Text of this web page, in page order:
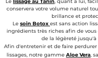
Le lissage au Tanin, quant à lui,
conservera votre volume naturel
brillance et
Le soin Botox est sans action
ingrédients très riches afin de
de la légèreté jusqu'à
Afin d'entretenir et de faire perdurer
lissages, notre gamme Aloe Vera,